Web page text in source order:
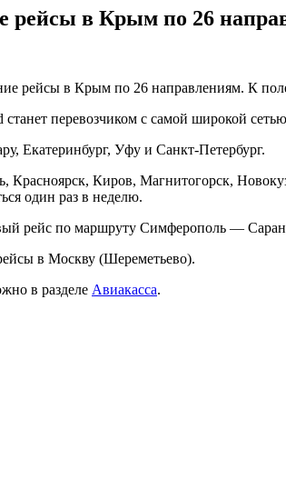
рейсы в Крым по 26
рейсы в Крым по 26 направлениям. К
перевозчиком с самой широкой
Екатеринбург, Уфу и Санкт-Петербург.
Красноярск, Киров, Магнитогорск,
один раз в неделю.
рейс по маршруту Симферополь —
в Москву (Шереметьево).
в разделе Авиакасса.